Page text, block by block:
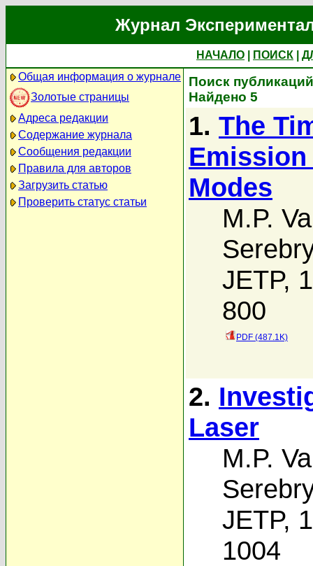
Журнал
НАЧАЛО ПОИСК
Общая информация о журнале
Золотые страницы
Адреса редакции
Содержание журнала
Сообщения редакции
Правила для авторов
Загрузить статью
Проверить статус статьи
Поиск
Найдено 5
1. The
Modes
M.P.
JETP,
800
PDF (487.1K)
2.
Laser
M.P.
JETP,
1004